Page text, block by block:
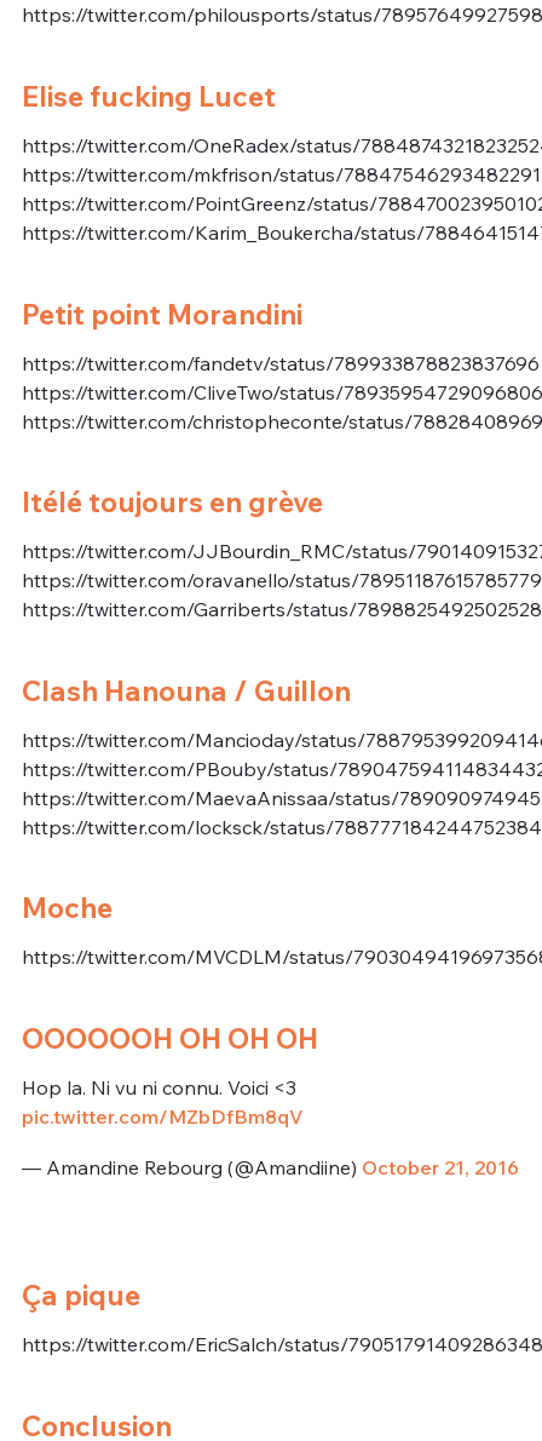
https://twitter.com/philousports/status/
Elise fucking Lucet
https://twitter.com/OneRadex/status/
https://twitter.com/mkfrison/status/
https://twitter.com/PointGreenz/status/
https://twitter.com/Karim_Boukercha/status/
Petit point Morandini
https://twitter.com/fandetv/status/789933878823837696
https://twitter.com/CliveTwo/status/
https://twitter.com/christopheconte/status/
Itélé toujours en grève
https://twitter.com/JJBourdin_RMC/status/
https://twitter.com/oravanello/status/
https://twitter.com/Garriberts/status/
Clash Hanouna / Guillon
https://twitter.com/Mancioday/status/
https://twitter.com/PBouby/status/
https://twitter.com/MaevaAnissaa/status/
https://twitter.com/locksck/status/788777184244752384
Moche
https://twitter.com/MVCDLM/status/
OOOOOOH OH OH OH
Hop la. Ni vu ni connu. Voici <3
pic.twitter.com/MZbDfBm8qV
— Amandine Rebourg (@Amandiine) October 21, 2016
Ça pique
https://twitter.com/EricSalch/status/
Conclusion